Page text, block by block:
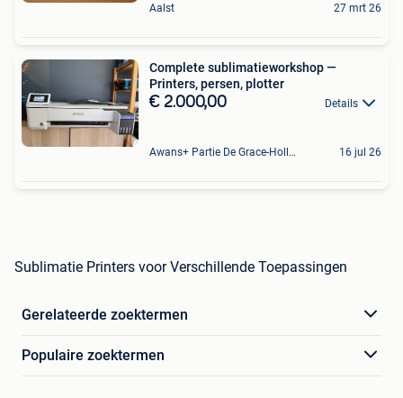
Aalst 27 mrt 26
Complete sublimatieworkshop —
Printers, persen, plotter
€ 2.000,00 Details
Awans+ Partie De Grace-Hollogne 16 jul 26
Sublimatie Printers voor Verschillende Toepassingen
Gerelateerde zoektermen
Populaire zoektermen